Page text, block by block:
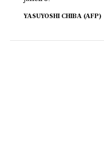
YASUYOSHI CHIBA (AFP)